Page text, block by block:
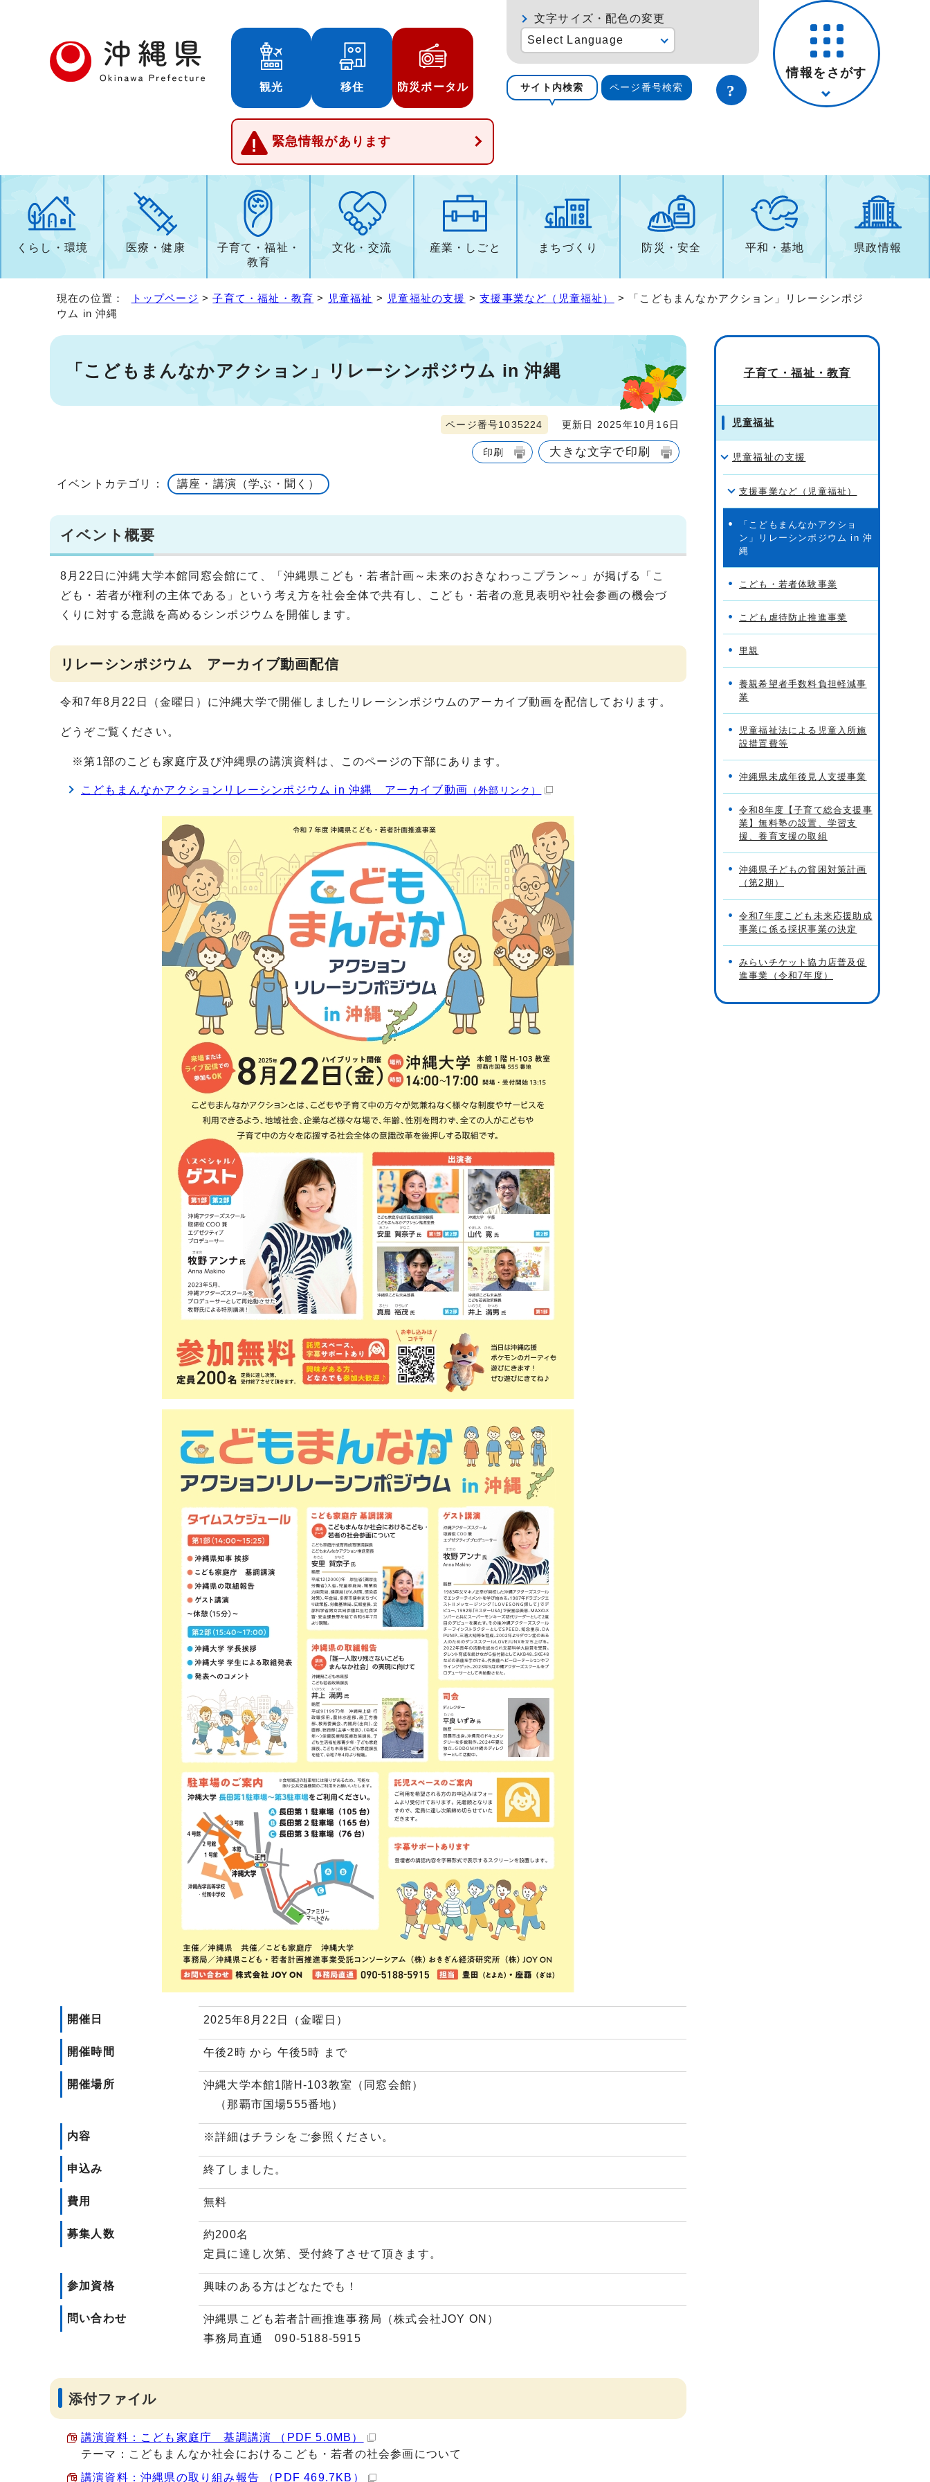
観光 移住 防災ポータル
緊急情報があります
文字サイズ・配色の変更
Select Language
サイト内検索 ページ番号検索
情報をさがす
くらし・環境 医療・健康
子育て・福祉・
教育
文化・交流 産業・しごと まちづくり 防災・安全 平和・基地 県政情報
現在の位置： トップページ >子育て・福祉・教育 > 児童福祉 > 児童福祉の支援 >支援事業など（児童福祉）
> 「こどもまんなかアクション」リレーシンポジ
ウム in 沖縄
「こどもまんなかアクション」リレーシンポジウム in 沖縄
ページ番号1035224 更新日 2025年10月16日
印刷 大きな文字で印刷
イベントカテゴリ： 講座・講演（学ぶ・聞く）
イベント概要
8月22日に沖縄大学本館同窓会館にて、「沖縄県こども・若者計画～未来のおきなわっこプラン～」が掲げる「こ
ども・若者が権利の主体である」という考え方を社会全体で共有し、こども・若者の意見表明や社会参画の機会づ
くりに対する意識を高めるシンポジウムを開催します。
リレーシンポジウム アーカイブ動画配信
令和7年8月22日（金曜日）に沖縄大学で開催しましたリレーシンポジウムのアーカイブ動画を配信しております。
どうぞご覧ください。
※第1部のこども家庭庁及び沖縄県の講演資料は、このページの下部にあります。
こどもまんなかアクションリレーシンポジウム in 沖縄 アーカイブ動画 （外部リンク）
開催日 2025年8月22日（金曜日）
開催時間 午後2時 から 午後5時 まで
開催場所
沖縄大学本館1階H-103教室（同窓会館）
（那覇市国場555番地）
内容 ※詳細はチラシをご参照ください。
申込み 終了しました。
費用 無料
募集人数
約200名
定員に達し次第、受付終了させて頂きます。
参加資格 興味のある方はどなたでも！
問い合わせ
沖縄県こども若者計画推進事務局（株式会社JOY ON）
事務局直通 090-5188-5915
添付ファイル
講演資料：こども家庭庁 基調講演 （PDF 5.0MB）
テーマ：こどもまんなか社会におけるこども・若者の社会参画について
講演資料：沖縄県の取り組み報告 （PDF 469.7KB）
子育て・福祉・教育
児童福祉
児童福祉の支援
支援事業など（児童福祉）
「こどもまんなかアクショ
ン」リレーシンポジウム in 沖
縄
こども・若者体験事業
こども虐待防止推進事業
里親
養親希望者手数料負担軽減事
業
児童福祉法による児童入所施
設措置費等
沖縄県未成年後見人支援事業
令和8年度【子育て総合支援事
業】無料塾の設置、学習支
援、養育支援の取組
沖縄県子どもの貧困対策計画
（第2期）
令和7年度こども未来応援助成
事業に係る採択事業の決定
みらいチケット協力店普及促
進事業（令和7年度）